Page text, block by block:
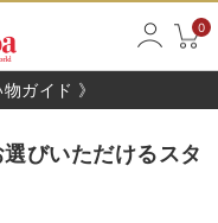
0
ガイド 》
びいただけるスタ